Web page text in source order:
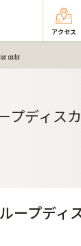
アクセス
center
プディス
ループデ